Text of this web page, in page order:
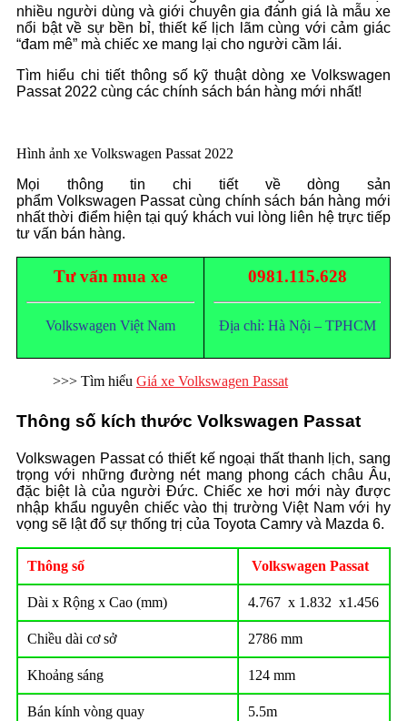
nhiều người dùng và giới chuyên gia đánh giá là mẫu xe
nổi bật về sự bền bỉ, thiết kế lịch lãm cùng với cảm giác
“đam mê” mà chiếc xe mang lại cho người cầm lái.
Tìm hiểu chi tiết thông số kỹ thuật dòng xe Volkswagen
Passat 2022 cùng các chính sách bán hàng mới nhất!
Hình ảnh xe Volkswagen Passat 2022
Mọi thông tin chi tiết về dòng sản
phẩm Volkswagen Passat cùng chính sách bán hàng mới
nhất thời điểm hiện tại quý khách vui lòng liên hệ trực tiếp
tư vấn bán hàng.
Tư vấn mua xe
Volkswagen Việt Nam
0981.115.628
Địa chỉ: Hà Nội – TPHCM
>>> Tìm hiểu Giá xe Volkswagen Passat
Thông số kích thước Volkswagen Passat
Volkswagen Passat có thiết kế ngoại thất thanh lịch, sang
trọng với những đường nét mang phong cách châu Âu,
đặc biệt là của người Đức. Chiếc xe hơi mới này được
nhập khẩu nguyên chiếc vào thị trường Việt Nam với hy
vọng sẽ lật đổ sự thống trị của Toyota Camry và Mazda 6.
Thông số Volkswagen Passat
Dài x Rộng x Cao (mm) 4.767 x 1.832 x1.456
Chiều dài cơ sở 2786 mm
Khoảng sáng 124 mm
Bán kính vòng quay 5.5m